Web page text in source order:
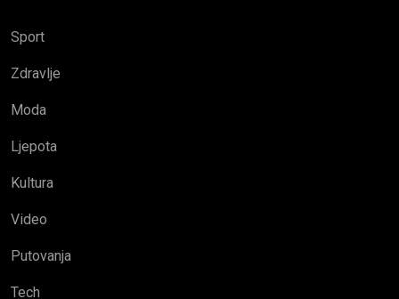
Sport
Zdravlje
Moda
Ljepota
Kultura
Video
Putovanja
Tech